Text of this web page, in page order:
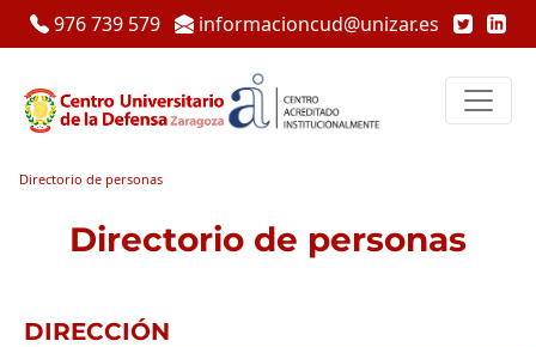
976 739 579 informacioncud@unizar.es
Directorio de personas
Directorio de personas
DIRECCIÓN